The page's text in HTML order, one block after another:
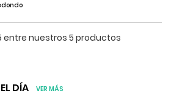
entre nuestros 5 productos
DÍA VER MÁS